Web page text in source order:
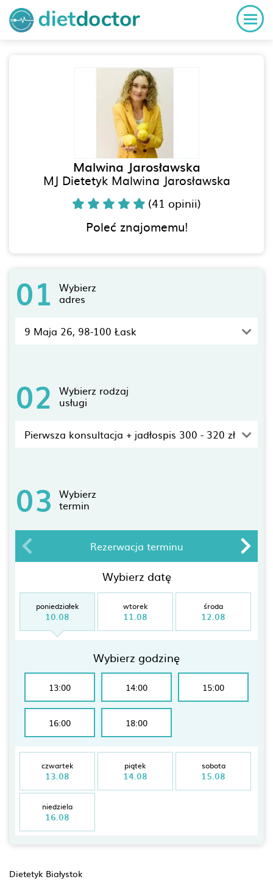
Malwina Jarosławska
MJ Dietetyk Malwina Jarosławska
(41 opinii)
Poleć znajomemu!
01 Wybierz
adres
9 Maja 26, 98-100 Łask
02 Wybierz rodzaj
usługi
Pierwsza konsultacja + jadłospis 300 - 320 zł
03 Wybierz
termin
Rezerwacja terminu
Wybierz datę
poniedziałek
10.08
Wybierz godzinę
13:00 14:00 15:00
16:00 18:00
wtorek
11.08
środa
12.08
czwartek
13.08
piątek
14.08
sobota
15.08
niedziela
16.08
Dietetyk Białystok